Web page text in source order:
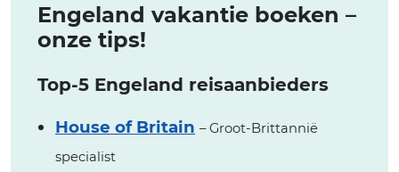
Engeland vakantie boeken –
onze tips!
Top-5 Engeland reisaanbieders
House of Britain – Groot-Brittannië
specialist